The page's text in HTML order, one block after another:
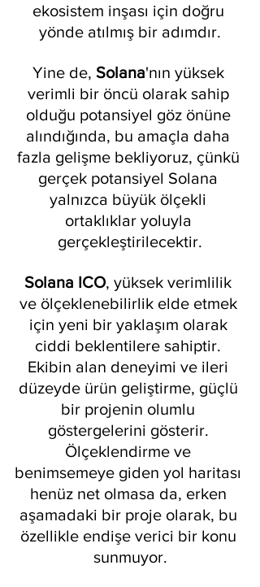
ekosistem inşası için doğru
yönde atılmış bir adımdır.
Yine de, Solana'nın yüksek
verimli bir öncü olarak sahip
olduğu potansiyel göz önüne
alındığında, bu amaçla daha
fazla gelişme bekliyoruz, çünkü
gerçek potansiyel Solana
yalnızca büyük ölçekli
ortaklıklar yoluyla
gerçekleştirilecektir.
Solana ICO, yüksek verimlilik
ve ölçeklenebilirlik elde etmek
için yeni bir yaklaşım olarak
ciddi beklentilere sahiptir.
Ekibin alan deneyimi ve ileri
düzeyde ürün geliştirme, güçlü
bir projenin olumlu
göstergelerini gösterir.
Ölçeklendirme ve
benimsemeye giden yol haritası
henüz net olmasa da, erken
aşamadaki bir proje olarak, bu
özellikle endişe verici bir konu
sunmuyor.